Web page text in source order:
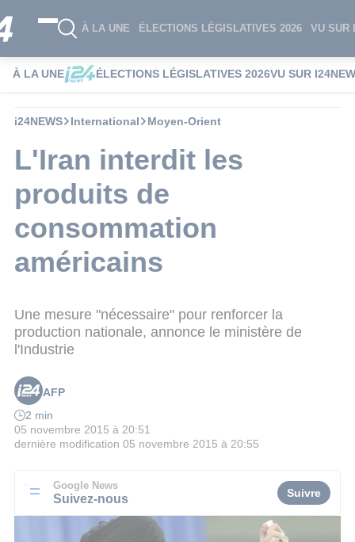
À LA UNE ÉLECTIONS LÉGISLATIVES 2026 VU SUR
À LA UNE ÉLECTIONS LÉGISLATIVES 2026VU SUR
i24NEWS International Moyen-Orient
L'Iran interdit les
produits de
consommation
américains
Une mesure "nécessaire" pour renforcer la
production nationale, annonce le ministère de
l'Industrie
AFP
2 min
05 novembre 2015 à 20:51
dernière modification 05 novembre 2015 à 20:55
Google News
Suivez-nous Suivre